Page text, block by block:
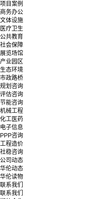
项目案例
商务办公
文体设施
医疗卫生
公共教育
社会保障
展览场馆
产业园区
生态环境
市政路桥
规划咨询
评估咨询
节能咨询
机械工程
化工医药
电子信息
PPP咨询
工程造价
社稳咨询
公司动态
华伦动态
华伦读物
联系我们
联系我们